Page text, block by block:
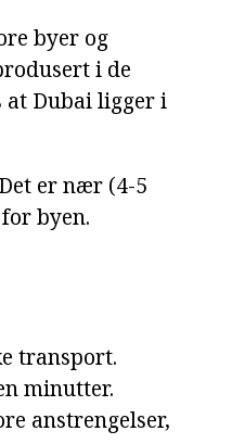
byer og
i de
at Dubai ligger i
er nær (4-5
byen.
transport.
minutter.
anstrengelser,